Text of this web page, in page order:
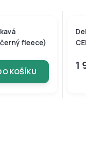
černý fleece)
KOŠÍKU 1